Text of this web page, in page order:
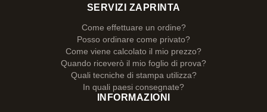
SERVIZI ZAPRINTA
Come effettuare un ordine?
Posso ordinare come privato?
Come viene calcolato il mio prezzo?
Quando riceverò il mio foglio di prova?
Quali tecniche di stampa utilizza?
In quali paesi consegnate?
INFORMAZIONI